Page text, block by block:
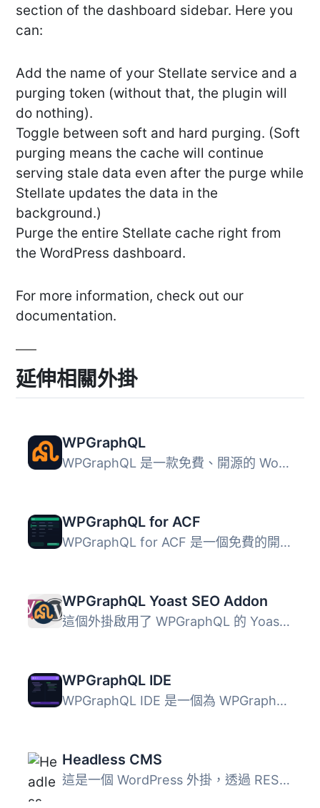
section of the dashboard sidebar. Here you
can:
Add the name of your Stellate service and a
purging token (without that, the plugin will
do nothing).
Toggle between soft and hard purging. (Soft
purging means the cache will continue
serving stale data even after the purge while
Stellate updates the data in the
background.)
Purge the entire Stellate cache right from
the WordPress dashboard.
For more information, check out our
documentation.
延伸相關外掛
WPGraphQL
WPGraphQL 是一款免費、開源的 WordPress 外掛，提供可擴展的...
WPGraphQL for ACF
WPGraphQL for ACF 是一個免費的開源 WordPress 外掛，將 ACF...
WPGraphQL Yoast SEO Addon
這個外掛啟用了 WPGraphQL 的 Yoast SEO 支援功能。 這是 WPG...
WPGraphQL IDE
WPGraphQL IDE 是一個為 WPGraphQL 設計的下一代查詢編輯器，...
Headless CMS
這是一個 WordPress 外掛，透過 REST API 向任何前端環境添加...